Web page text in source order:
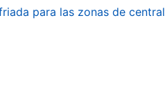
para las zonas de